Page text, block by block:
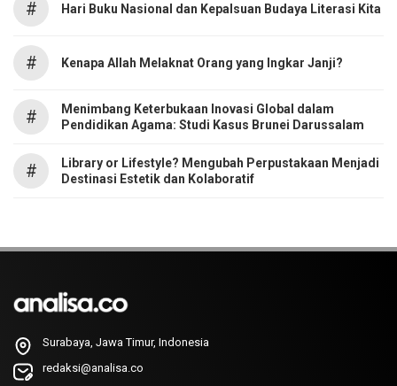
# Hari Buku Nasional dan Kepalsuan Budaya Literasi Kita
# Kenapa Allah Melaknat Orang yang Ingkar Janji?
#
Menimbang Keterbukaan Inovasi Global dalam
Pendidikan Agama: Studi Kasus Brunei Darussalam
#
Library or Lifestyle? Mengubah Perpustakaan Menjadi
Destinasi Estetik dan Kolaboratif
Surabaya, Jawa Timur, Indonesia
redaksi@analisa.co